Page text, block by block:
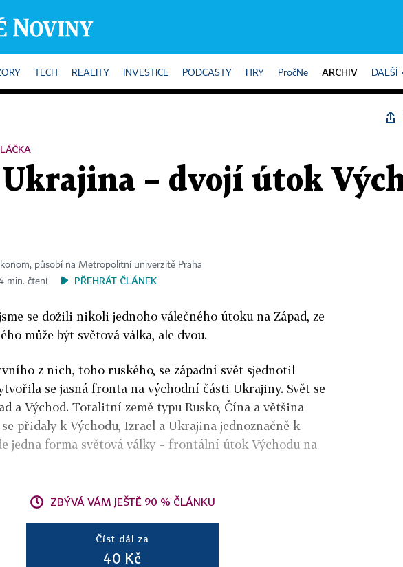
TECH REALITY INVESTICE PODCASTY HRY PročNe ARCHIV DALŠÍ
– dvojí útok
působí na Metropolitní univerzitě Praha
min. čtení
PŘEHRÁT ČLÁNEK
se dožili nikoli jednoho válečného útoku na Západ, ze
může být světová válka, ale dvou.
z nich, toho ruského, se západní svět sjednotil
se jasná fronta na východní části Ukrajiny. Svět se
a Východ. Totalitní země typu Rusko, Čína a většina
se přidaly k Východu, Izrael a Ukrajina jednoznačně k
jedna forma světová války – frontální útok Východu na
ZBÝVÁ VÁM JEŠTĚ 90 % ČLÁNKU
Číst dál za
40 Kč